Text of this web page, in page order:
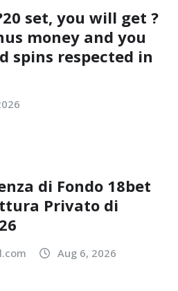
set, you will get ?
money and you
spins respected in
di Fondo 18bet
Privato di
Aug 6, 2026